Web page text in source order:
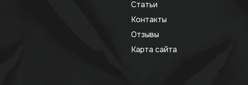
Статьи
Контакты
Отзывы
Карта сайта